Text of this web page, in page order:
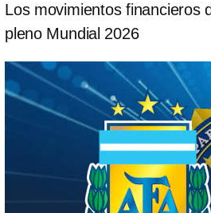
Los movimientos financieros
pleno Mundial 2026